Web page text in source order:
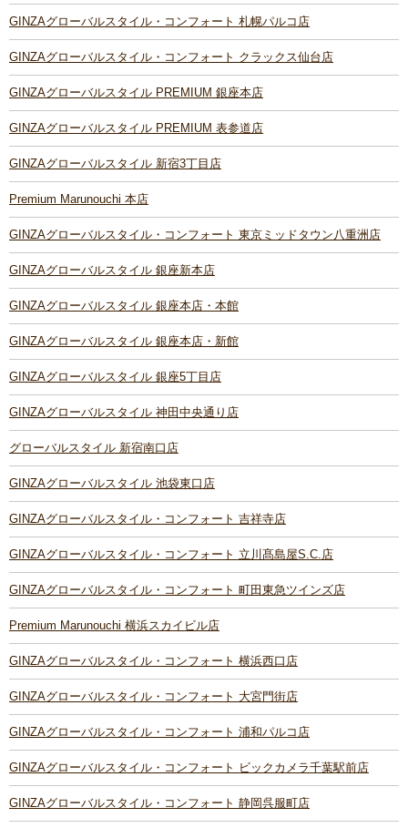
GINZAグローバルスタイル・コンフォート 札幌パルコ店
GINZAグローバルスタイル・コンフォート クラックス仙台店
GINZAグローバルスタイル PREMIUM 銀座本店
GINZAグローバルスタイル PREMIUM 表参道店
GINZAグローバルスタイル 新宿3丁目店
Premium Marunouchi 本店
GINZAグローバルスタイル・コンフォート 東京ミッドタウン八重洲店
GINZAグローバルスタイル 銀座新本店
GINZAグローバルスタイル 銀座本店・本館
GINZAグローバルスタイル 銀座本店・新館
GINZAグローバルスタイル 銀座5丁目店
GINZAグローバルスタイル 神田中央通り店
グローバルスタイル 新宿南口店
GINZAグローバルスタイル 池袋東口店
GINZAグローバルスタイル・コンフォート 吉祥寺店
GINZAグローバルスタイル・コンフォート 立川髙島屋S.C.店
GINZAグローバルスタイル・コンフォート 町田東急ツインズ店
Premium Marunouchi 横浜スカイビル店
GINZAグローバルスタイル・コンフォート 横浜西口店
GINZAグローバルスタイル・コンフォート 大宮門街店
GINZAグローバルスタイル・コンフォート 浦和パルコ店
GINZAグローバルスタイル・コンフォート ビックカメラ千葉駅前店
GINZAグローバルスタイル・コンフォート 静岡呉服町店